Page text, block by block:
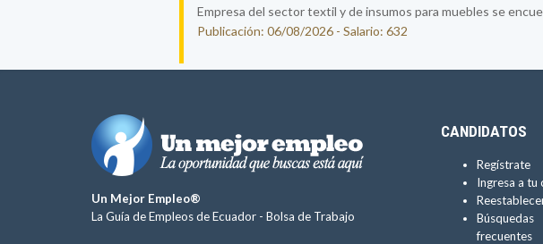
Empresa del sector textil y de insumos para muebles se
Publicación: 06/08/2026 - Salario: 632
Un Mejor Empleo®
La Guía de Empleos de Ecuador - Bolsa de Trabajo
CANDIDATOS
Regístrate
Ingresa a tu
Búsquedas
frecuentes